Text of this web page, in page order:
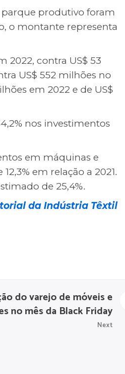
parque produtivo foram
o montante representa
2022, contra US$ 53
US$ 552 milhões no
em 2022 e de US$
nos investimentos
em máquinas e
em relação a 2021.
de 25,4%.
da Indústria Têxtil
do varejo de móveis e
no mês da Black Friday
Next